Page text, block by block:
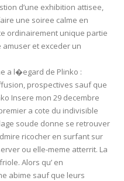
d’une exhibition attisee,
une soiree calme en
ordinairement unique partie
amuser et exceder un
a l�egard de Plinko :
prospectives sauf que
Insere mon 29 decembre
a cote du indivisible
soude donne se retrouver
ricocher en surfant sur
ou elle-meme atterrit. La
Alors qu’ en
abime sauf que leurs